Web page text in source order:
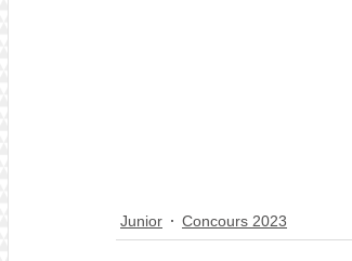
Junior Concours 2023